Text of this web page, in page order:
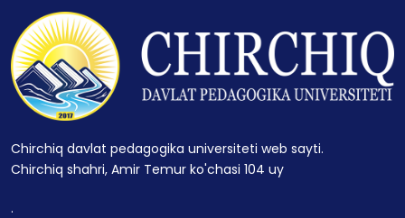
Chirchiq davlat pedagogika universiteti web sayti.
Chirchiq shahri, Amir Temur ko'chasi 104 uy
.